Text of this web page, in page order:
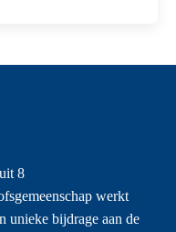
8
werkt
unieke bijdrage aan de